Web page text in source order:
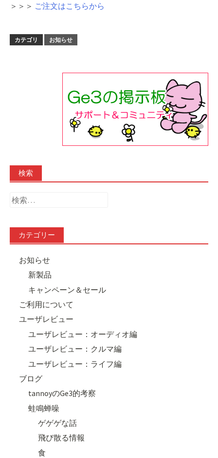
＞＞＞ ご注文はこちらから
カテゴリ お知らせ
検索
検
カテゴリー
お知らせ
新製品
キャンペーン＆セール
ご利用について
ユーザレビュー
ユーザレビュー：オーディオ編
ユーザレビュー：クルマ編
ユーザレビュー：ライフ編
ブログ
tannoyのGe3的考察
蛙鳴蝉噪
ゲゲゲな話
飛び散る情報
食